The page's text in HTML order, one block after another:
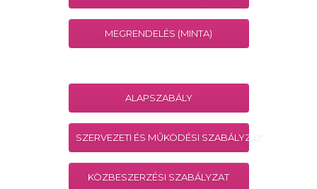
MEGRENDELÉS (MINTA)
ALAPSZABÁLY
SZERVEZETI ÉS MŰKÖDÉSI SZABÁLYZAT
KÖZBESZERZÉSI SZABÁLYZAT